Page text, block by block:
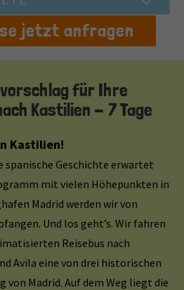
jetzt anfragen
für Ihre
Kastilien - 7 Tage
Kastilien!
spanische Geschichte erwartet
mit vielen Höhepunkten in
Madrid werden wir von
Und los geht’s. Wir fahren
Reisebus nach
Avila eine von drei historischen
von Madrid. Auf dem Weg liegt die